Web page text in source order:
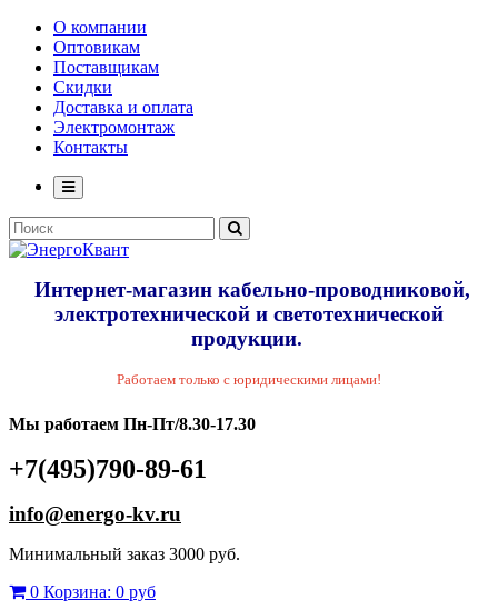
О компании
Оптовикам
Поставщикам
Скидки
Доставка и оплата
Электромонтаж
Контакты
Интернет-магазин кабельно-проводниковой,
электротехнической и светотехнической
продукции.
Работаем только с юридическими лицами!
Мы работаем Пн-Пт/8.30-17.30
+7(495)790-89-61
info@energo-kv.ru
Минимальный заказ 3000 руб.
0 Корзина: 0 руб